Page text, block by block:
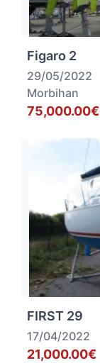
Figaro 2
29/05/2022
Morbihan
75,000.00€
FIRST 29
17/04/2022
21,000.00€